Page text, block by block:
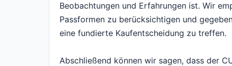
Beobachtungen und Erfahrungen ist. Wir
Passformen zu berücksichtigen und
eine fundierte Kaufentscheidung zu treffen.
Abschließend können wir sagen, dass der